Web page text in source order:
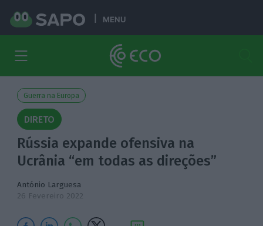
MENU
Guerra na Europa
DIRETO
Rússia expande ofensiva na
Ucrânia “em todas as direções”
António Larguesa
26 Fevereiro 2022